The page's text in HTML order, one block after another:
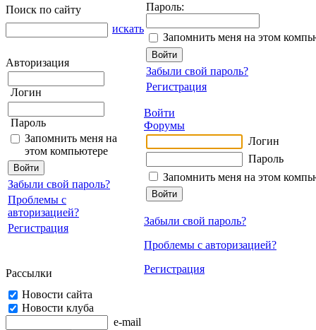
Поиск по сайту
искать
Авторизация
Логин
Пароль
Запомнить меня на
этом компьютере
Забыли свой пароль?
Проблемы с
авторизацией?
Регистрация
Рассылки
Новости сайта
Новости клуба
e-mail
Пароль:
Запомнить меня на этом
Забыли свой пароль?
Регистрация
Войти
Форумы
Логин
Пароль
Запомнить меня на этом
Забыли свой пароль?
Проблемы с авторизацией?
Регистрация